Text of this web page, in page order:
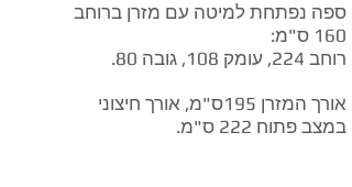
ספה נפתחת למיטה עם מזרן ברוחב
160 ס"מ:
רוחב 224, עומק 108, גובה 80.
אורך המזרן 195ס"מ, אורך חיצוני
במצב פתוח 222 ס"מ.